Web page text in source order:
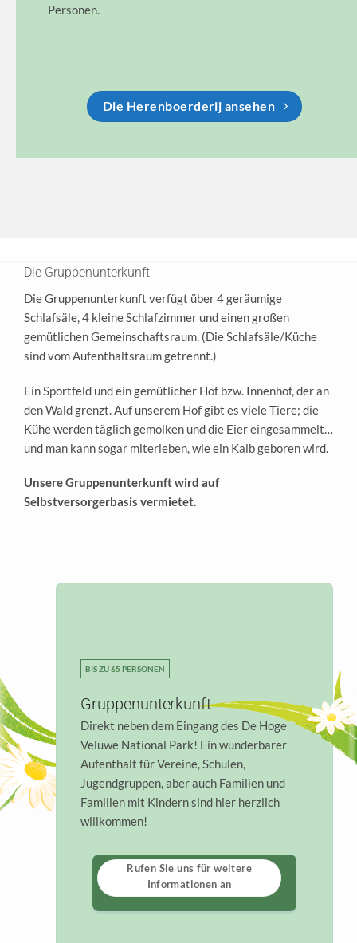
Personen.
Die Herenboerderij ansehen
Die Gruppenunterkunft
Die Gruppenunterkunft verfügt über 4 geräumige
Schlafsäle, 4 kleine Schlafzimmer und einen großen
gemütlichen Gemeinschaftsraum. (Die Schlafsäle/Küche
sind vom Aufenthaltsraum getrennt.)
Ein Sportfeld und ein gemütlicher Hof bzw. Innenhof, der an
den Wald grenzt. Auf unserem Hof gibt es viele Tiere; die
Kühe werden täglich gemolken und die Eier eingesammelt…
und man kann sogar miterleben, wie ein Kalb geboren wird.
Unsere Gruppenunterkunft wird auf
Selbstversorgerbasis vermietet.
BIS ZU 65 PERSONEN
Gruppenunterkunft
Direkt neben dem Eingang des De Hoge
Veluwe National Park! Ein wunderbarer
Aufenthalt für Vereine, Schulen,
Jugendgruppen, aber auch Familien und
Familien mit Kindern sind hier herzlich
willkommen!
Rufen Sie uns für weitere
Informationen an